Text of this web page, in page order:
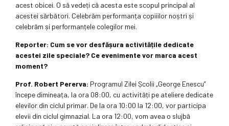
acest obicei. O să vedeți că acesta este scopul principal al
acestei sărbători. Celebrăm performanța copiiilor noștri și
celebrăm și performanțele colegilor mei.
Reporter: Cum se vor desfășura activitățile dedicate
acestei zile speciale? Ce evenimente vor marca acest
moment?
Prof. Robert Pererva: Programul Zilei Școlii „George Enescu”
începe dimineața, la ora 08:00, cu activități pe ateliere dedicate
elevilor din ciclul primar. De la ora 10:00 la 12:00, vor participa
elevii din ciclul gimnazial. La ora 12:00, vom avea o slujbă